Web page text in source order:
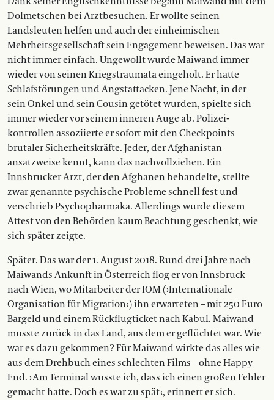
Dolmetschen bei Arztbesuchen. Er wollte seinen
Landsleuten helfen und auch der einheimischen
Mehrheitsgesellschaft sein Engagement beweisen. Das war
nicht immer einfach. Ungewollt wurde Maiwand immer
wieder von seinen Kriegstraumata eingeholt. Er hatte
Schlafstörungen und Angstattacken. Jene Nacht, in der
sein Onkel und sein Cousin getötet wurden, spielte sich
immer wieder vor seinem inneren Auge ab. Polizei­
kontrollen assoziierte er sofort mit den Checkpoints
brutaler Sicherheitskräfte. Jeder, der Afghanistan
ansatzweise kennt, kann das nachvollziehen. Ein
Innsbrucker Arzt, der den Afghanen ­behandelte, stellte
zwar genannte psy­chische Probleme schnell fest und
verschrieb Psychopharmaka. Allerdings wurde diesem
Attest von den Behörden kaum Beachtung geschenkt, wie
sich später zeigte.
Später. Das war der 1. August 2018. Rund drei Jahre nach
Maiwands Ankunft in Österreich flog er von Innsbruck
nach Wien, wo Mitarbeiter der IOM (›Internationale
Organisation für Migration‹) ihn erwarteten – mit 250 Eu­ro
Bargeld und einem Rückflugticket nach Kabul. Maiwand
musste zurück in das Land, aus dem er geflüchtet war. Wie
war es dazu gekommen? Für Maiwand wirkte das alles wie
aus dem Drehbuch eines schlechten Films – ohne Happy
End. › Am Terminal wusste ich, dass ich einen großen Fehler
gemacht hatte. Doch es war zu spät ‹, erinnert er sich.